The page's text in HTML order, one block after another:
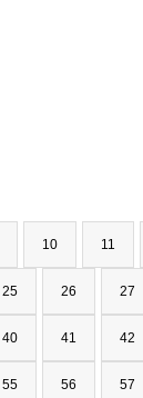
10 11
25 26 27
40 41 42
55 56 57